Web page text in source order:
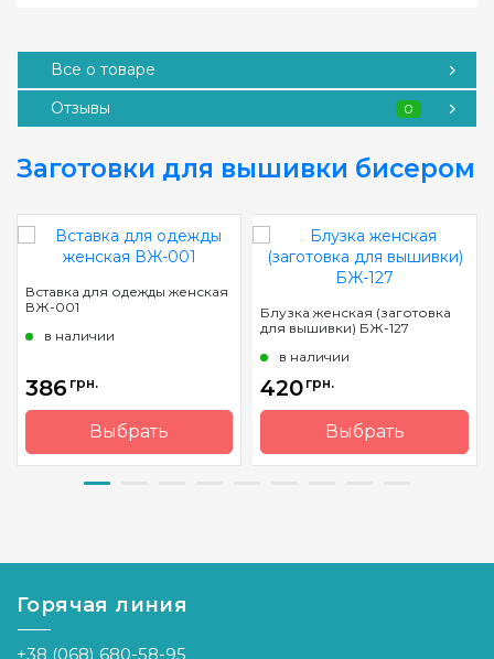
Все о товаре
Отзывы
0
Заготовки для вышивки бисером
Вставка для одежды женская
ВЖ-001
в наличии
386 грн.
Выбрать
Бренд
Барвиста
Блузка женская (заготовка
для вышивки) БЖ-127
в наличии
420 грн.
Выбрать
Бренд
Барвиста
Горячая линия
+38 (068) 680-58-95